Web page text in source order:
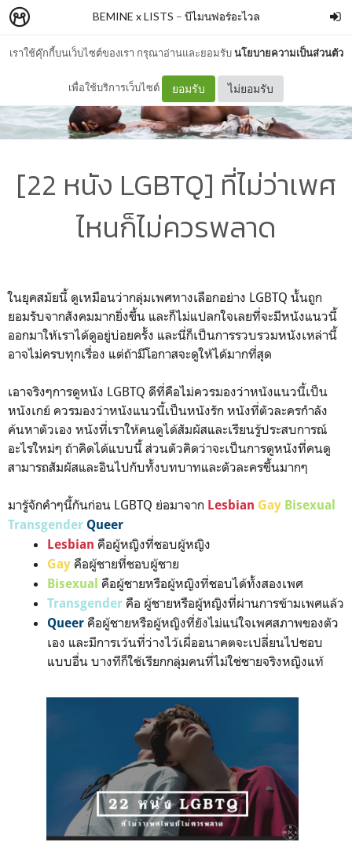
เราใช้คุ๊กกี้บนเว็บไซต์ของเรา กรุณาอ่านและยอมรับนโยบายความเป็นส่วนตัว
เพื่อใช้บริการเว็บไซต์ ยอมรับ ไม่ยอมรับ
BEMINE x LISTS – บีไมนฟอร์อะไวล
[22 หนัง LGBTQ] ที่ไม่ว่าเพศ
ไหนก็ไม่ควรพลาด
ในยุคสมัยนี้ ดูเหมือนว่ากลุ่มเพศทางเลือกอย่าง LGBTQ นั้นถูก
ยอมรับจากสังคมมากยิ่งขึ้น และก็ไม่แปลกใจเลยที่จะมีหนังแนวนี้
ออกมาให้เราได้ดูอยู่บ่อยครั้ง และนี่ก็เป็นการรวบรวมหนังเหล่านี้
อาจไม่ครบทุกเรื่อง แต่ถ้ามีโอกาสจะดูให้ได้มากที่สุด
เอาจริงๆการดูหนัง LGBTQ ดีที่คือไม่ควรมองว่าหนังแนวนี้เป็น
หนังเกย์ ควรมองว่าหนังแนวนี้เป็นหนังรัก หนังที่ตัวละครกำลัง
ค้นหาตัวเอง หนังที่เราให้คนดูได้สัมผัสและเรียนรู้ประสบการณ์
อะไรใหม่ๆ ถ้าคิดได้แบบนี้ ส่วนตัวคิดว่าจะเป็นการดูหนังที่คนดู
สามารถสัมผัสและอินไปกับทั้งบทบาทและตัวละครขึ้นมากๆ
มารู้จักคำๆนี้กันก่อน LGBTQ ย่อมาจาก Lesbian Gay Bisexual
Transgender Queer
Lesbian คือผู้หญิงที่ชอบผู้หญิง
Gay คือผู้ชายที่ชอบผู้ชาย
Bisexual คือผู้ชายหรือผู้หญิงที่ชอบได้ทั้งสองเพศ
Transgender คือ ผู้ชายหรือผู้หญิงที่ผ่านการข้ามเพศแล้ว
Queer คือผู้ชายหรือผู้หญิงที่ยังไม่แน่ใจเพศสภาพของตัว
เอง และมีการเว้นที่ว่างไว้เผื่ออนาคตจะเปลี่ยนไปชอบ
แบบอื่น บางทีก็ใช้เรียกกลุ่มคนที่ไม่ใช่ชายจริงหญิงแท้